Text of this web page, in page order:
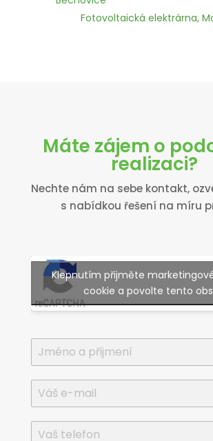
Fotovoltaická elektrárna,
Máte zájem o
realizaci?
Nechte nám na sebe kontakt,
s nabídkou řešení na míru
Klepnutím přijměte
cookie a povolte tento